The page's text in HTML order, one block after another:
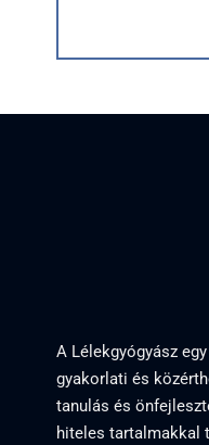
A Lélekgyógyász
gyakorlati és
tanulás és
hiteles tartalmakkal